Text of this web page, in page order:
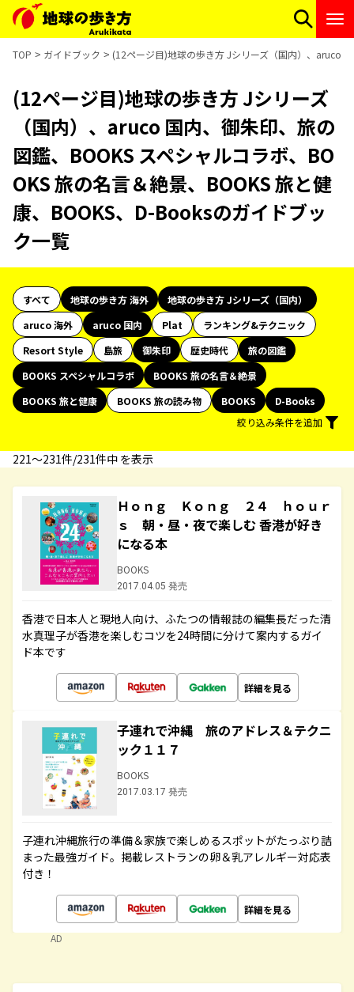
TOP ガイドブック (12ページ目)地球の歩き方 Jシリーズ（国内）、aruco
(12ページ目)地球の歩き方 Jシリーズ
（国内）、aruco 国内、御朱印、旅の
図鑑、BOOKS スペシャルコラボ、BO
OKS 旅の名言＆絶景、BOOKS 旅と健
康、BOOKS、D-Booksのガイドブッ
ク一覧
すべて 地球の歩き方 海外
地球の歩き方 Jシリーズ（国内）
aruco 海外
aruco 国内 Plat
ランキング&テクニック
Resort Style
島旅 御朱印 歴史時代
旅の図鑑
BOOKS スペシャルコラボ
BOOKS 旅の名言＆絶景
BOOKS 旅と健康
BOOKS 旅の読み物 BOOKS
D-Books
絞り込み条件を追加
221〜231件/231件中 を表示
Ｈｏｎｇ Ｋｏｎｇ ２４ ｈｏｕｒ
ｓ 朝・昼・夜で楽しむ 香港が好き
になる本
BOOKS
2017.04.05 発売
香港で日本人と現地人向け、ふたつの情報誌の編集長だった清
水真理子が香港を楽しむコツを24時間に分けて案内するガイ
ド本です
詳細を見る
子連れで沖縄 旅のアドレス＆テクニ
ック１１７
BOOKS
2017.03.17 発売
子連れ沖縄旅行の準備＆家族で楽しめるスポットがたっぷり詰
まった最強ガイド。掲載レストランの卵＆乳アレルギー対応表
付き！
詳細を見る
AD